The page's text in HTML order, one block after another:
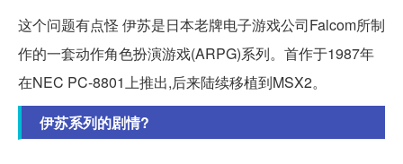
这个问题有点怪 伊苏是日本老牌电子游戏公司Falcom所制
作的一套动作角色扮演游戏(ARPG)系列。首作于1987年
在NEC PC-8801上推出,后来陆续移植到MSX2。
伊苏系列的剧情?